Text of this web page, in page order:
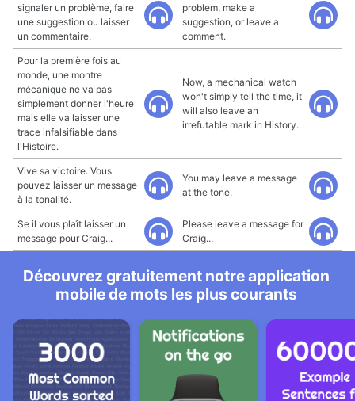
signaler un problème, faire
une suggestion ou laisser
un commentaire.
problem, make a
suggestion, or leave a
comment.
Pour la première fois au
monde, une montre
mécanique ne va pas
simplement donner l'heure
mais elle va laisser une
trace infalsifiable dans
l'Histoire.
Now, a mechanical watch
won't simply tell the time, it
will also leave an
irrefutable mark in History.
Vive sa victoire. Vous
pouvez laisser un message
à la tonalité.
You may leave a message
at the tone.
Se il vous plaît laisser un
message pour Craig...
Please leave a message for
Craig...
Découvrez gratuitement notre application
mobile de mots les plus courants